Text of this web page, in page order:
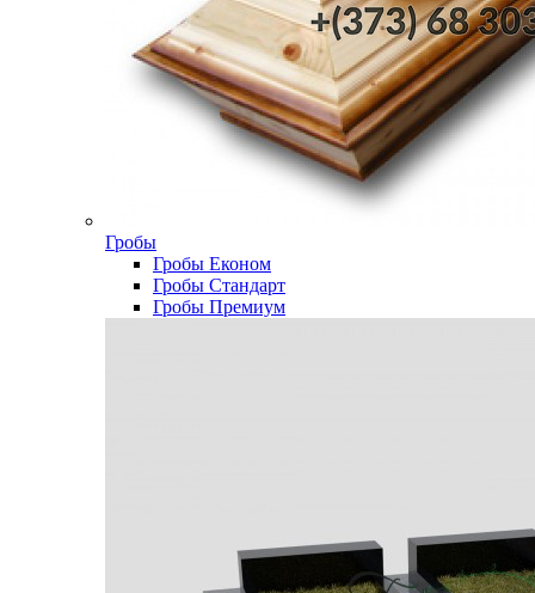
Гробы
Гробы Економ
Гробы Стандарт
Гробы Премиум